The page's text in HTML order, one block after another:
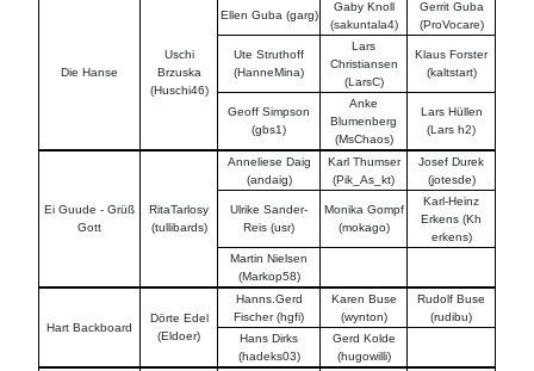
Die Hanse
Uschi
Brzuska
(Huschi46)
Ellen Guba (garg)
Gaby Knoll
(sakuntala4)
Gerrit Guba
(ProVocare)
Ute Struthoff
(HanneMina)
Lars
Christiansen
(LarsC)
Klaus Forster
(kaltstart)
Geoff Simpson
(gbs1)
Anke
Blumenberg
(MsChaos)
Lars Hüllen
(Lars h2)
Ei Guude - Grüß
Gott
RitaTarlosy
(tullibards)
Anneliese Daig
(andaig)
Karl Thumser
(Pik_As_kt)
Josef Durek
(jotesde)
Ulrike Sander-
Reis (usr)
Monika Gompf
(mokago)
Karl-Heinz
Erkens (Kh
erkens)
Martin Nielsen
(Markop58)
Hart Backboard
Dörte Edel
(Eldoer)
Hanns.Gerd
Fischer (hgfi)
Karen Buse
(wynton)
Rudolf Buse
(rudibu)
Hans Dirks
(hadeks03)
Gerd Kolde
(hugowilli)